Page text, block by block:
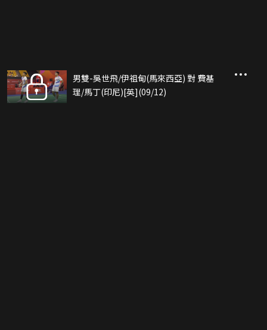
男雙-吳世飛/伊祖甸(馬來西亞) 對 費基
理/馬丁(印尼)[英](09/12)